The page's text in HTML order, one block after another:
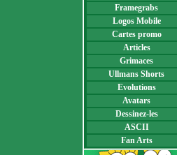
Framegrabs
Logos Mobile
Cartes promo
Articles
Grimaces
Ullmans Shorts
Evolutions
Avatars
Dessinez-les
ASCII
Fan Arts